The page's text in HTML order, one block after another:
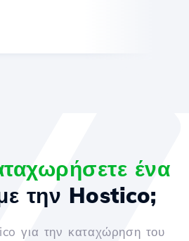
ένα
την Hostico;
για την καταχώρηση του